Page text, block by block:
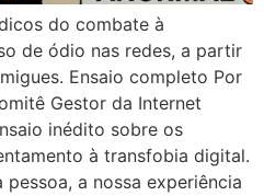
do combate à
de ódio nas redes, a partir
Ensaio completo Por
Gestor da Internet
inédito sobre os
à transfobia digital.
a nossa experiência